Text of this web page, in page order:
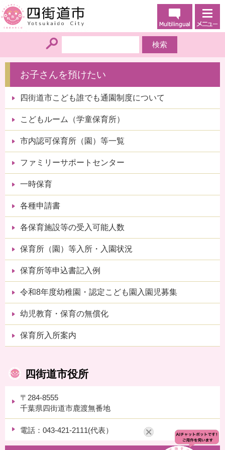
お子さんを預けたい
四街道市こども誰でも通園制度について
こどもルーム（学童保育所）
市内認可保育所（園）等一覧
ファミリーサポートセンター
一時保育
各種申請書
各保育施設等の受入可能人数
保育所（園）等入所・入園状況
保育所等申込書記入例
令和8年度幼稚園・認定こども園入園児募集
幼児教育・保育の無償化
保育所入所案内
四街道市役所
〒284-8555
千葉県四街道市鹿渡無番地
電話：043-421-2111(代表）